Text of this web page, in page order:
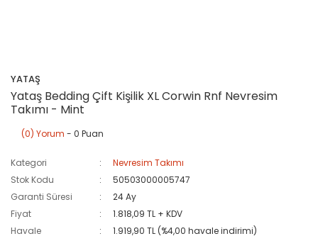
YATAŞ
Yataş Bedding Çift Kişilik XL Corwin Rnf Nevresim
Takımı - Mint
(0) Yorum - 0 Puan
Kategori
Nevresim Takımı
Stok Kodu
50503000005747
Garanti Süresi
24 Ay
Fiyat
1.818,09 TL + KDV
Havale
1.919,90 TL (%4,00 havale indirimi)